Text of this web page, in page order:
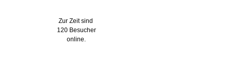
Zur Zeit sind
120 Besucher
online.